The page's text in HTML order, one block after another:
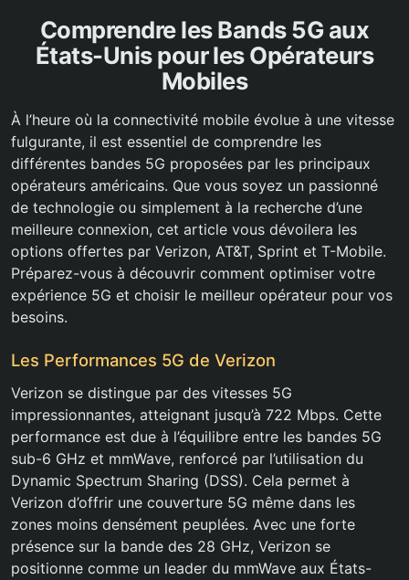
Comprendre les Bands 5G aux
États-Unis pour les Opérateurs
Mobiles
À l’heure où la connectivité mobile évolue à une vitesse
fulgurante, il est essentiel de comprendre les
différentes bandes 5G proposées par les principaux
opérateurs américains. Que vous soyez un passionné
de technologie ou simplement à la recherche d’une
meilleure connexion, cet article vous dévoilera les
options offertes par Verizon, AT&T, Sprint et T-Mobile.
Préparez-vous à découvrir comment optimiser votre
expérience 5G et choisir le meilleur opérateur pour vos
besoins.
Les Performances 5G de Verizon
Verizon se distingue par des vitesses 5G
impressionnantes, atteignant jusqu’à 722 Mbps. Cette
performance est due à l’équilibre entre les bandes 5G
sub-6 GHz et mmWave, renforcé par l’utilisation du
Dynamic Spectrum Sharing (DSS). Cela permet à
Verizon d’offrir une couverture 5G même dans les
zones moins densément peuplées. Avec une forte
présence sur la bande des 28 GHz, Verizon se
positionne comme un leader du mmWave aux États-